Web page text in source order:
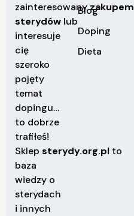
zainteresowanyzakupem
sterydów lub
interesuje
cię
szeroko
pojęty
temat
dopingu…
to dobrze
trafiłeś!
Sklep sterydy.org.pl to
baza
wiedzy o
sterydach
i innych
Blog
Doping
Dieta